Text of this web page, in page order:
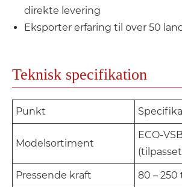
direkte levering
Eksporter erfaring til over 50
Teknisk specifikation
Punkt
Modelsortiment
ECO-
Pressende kraft 80 – 250